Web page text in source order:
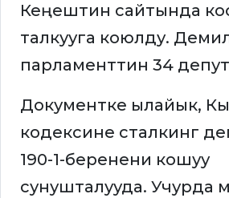
Кеңештин сайтында
талкууга коюлду.
парламенттин 34
Документке ылайык,
кодексине сталкинг
190-1-беренени кошуу
сунушталууда. Учурда